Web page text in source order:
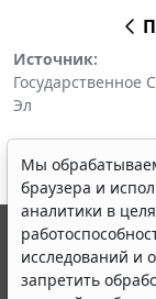
Источник:
Государственное
Эл
Мы
браузера и
аналитики в
исследований и
запретить
© ООО "НПП
выпускается с